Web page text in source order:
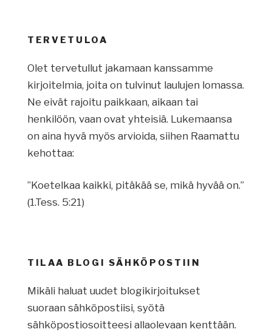
TERVETULOA
Olet tervetullut jakamaan kanssamme
kirjoitelmia, joita on tulvinut laulujen lomassa.
Ne eivät rajoitu paikkaan, aikaan tai
henkilöön, vaan ovat yhteisiä. Lukemaansa
on aina hyvä myös arvioida, siihen Raamattu
kehottaa:
”Koetelkaa kaikki, pitäkää se, mikä hyvää on.”
(1.Tess. 5:21)
TILAA BLOGI SÄHKÖPOSTIIN
Mikäli haluat uudet blogikirjoitukset
suoraan sähköpostiisi, syötä
sähköpostiosoitteesi allaolevaan kenttään.